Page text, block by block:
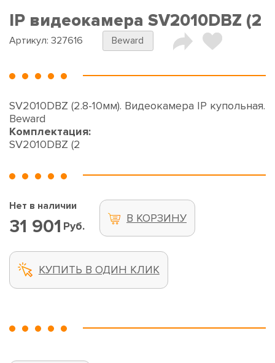
IP видеокамера SV2010DBZ (2
Артикул: 327616 Beward
SV2010DBZ (2.8-10мм). Видеокамера IP купольная.
Beward
Комплектация:
SV2010DBZ (2
Нет в наличии
31 901 Руб.
В КОРЗИНУ
КУПИТЬ В ОДИН КЛИК